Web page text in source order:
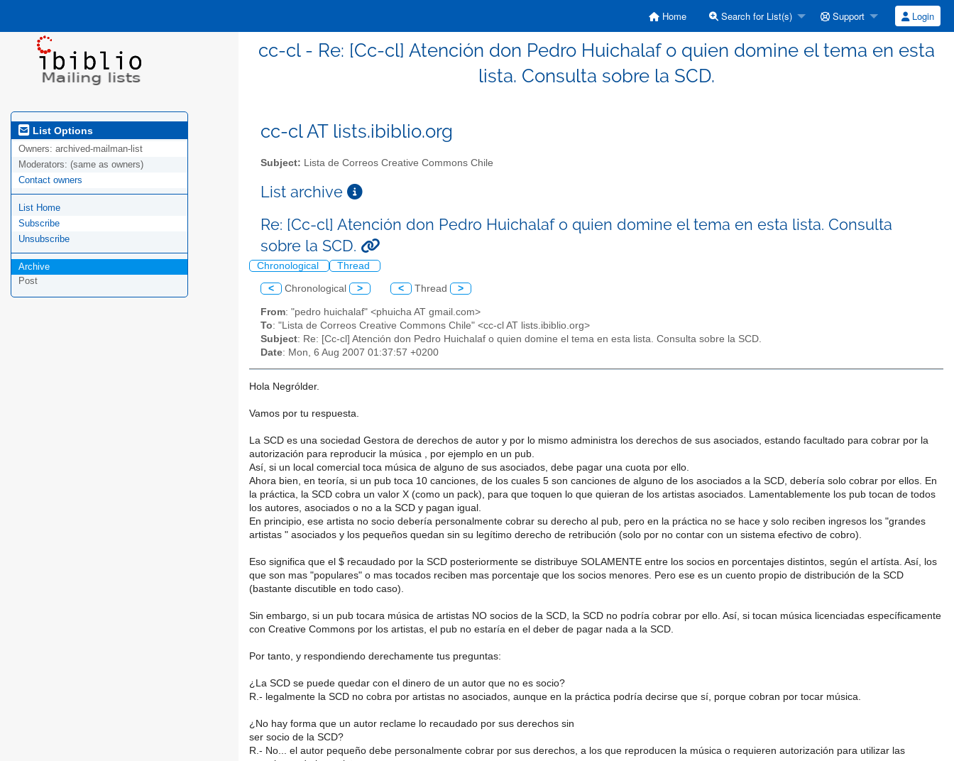
Home Search for List(s) Support Login
cc-cl - Re: [Cc-cl] Atención don Pedro Huichalaf o quien domine el tema en esta
lista. Consulta sobre la SCD.
List Options
Owners: archived-mailman-list
Moderators: (same as owners)
Contact owners
List Home
Subscribe
Unsubscribe
Archive
Post
cc-cl AT lists.ibiblio.org
Subject: Lista de Correos Creative Commons Chile
List archive
Re: [Cc-cl] Atención don Pedro Huichalaf o quien domine el tema en esta lista. Consulta
sobre la SCD.
Chronological Thread
< Chronological > < Thread >
From: "pedro huichalaf" <phuicha AT gmail.com>
To: "Lista de Correos Creative Commons Chile" <cc-cl AT lists.ibiblio.org>
Subject: Re: [Cc-cl] Atención don Pedro Huichalaf o quien domine el tema en esta lista. Consulta sobre la SCD.
Date: Mon, 6 Aug 2007 01:37:57 +0200
Hola Negrólder.
Vamos por tu respuesta.
La SCD es una sociedad Gestora de derechos de autor y por lo mismo administra los derechos de sus asociados, estando facultado para cobrar por la
autorización para reproducir la música , por ejemplo en un pub.
Así, si un local comercial toca música de alguno de sus asociados, debe pagar una cuota por ello.
Ahora bien, en teoría, si un pub toca 10 canciones, de los cuales 5 son canciones de alguno de los asociados a la SCD, debería solo cobrar por ellos. En
la práctica, la SCD cobra un valor X (como un pack), para que toquen lo que quieran de los artistas asociados. Lamentablemente los pub tocan de todos
los autores, asociados o no a la SCD y pagan igual.
En principio, ese artista no socio debería personalmente cobrar su derecho al pub, pero en la práctica no se hace y solo reciben ingresos los "grandes
artistas " asociados y los pequeños quedan sin su legítimo derecho de retribución (solo por no contar con un sistema efectivo de cobro).
Eso significa que el $ recaudado por la SCD posteriormente se distribuye SOLAMENTE entre los socios en porcentajes distintos, según el artísta. Así, los
que son mas "populares" o mas tocados reciben mas porcentaje que los socios menores. Pero ese es un cuento propio de distribución de la SCD
(bastante discutible en todo caso).
Sin embargo, si un pub tocara música de artistas NO socios de la SCD, la SCD no podría cobrar por ello. Así, si tocan música licenciadas específicamente
con Creative Commons por los artistas, el pub no estaría en el deber de pagar nada a la SCD.
Por tanto, y respondiendo derechamente tus preguntas:
¿La SCD se puede quedar con el dinero de un autor que no es socio?
R.- legalmente la SCD no cobra por artistas no asociados, aunque en la práctica podría decirse que sí, porque cobran por tocar música.
¿No hay forma que un autor reclame lo recaudado por sus derechos sin
ser socio de la SCD?
R.- No... el autor pequeño debe personalmente cobrar por sus derechos, a los que reproducen la música o requieren autorización para utilizar las